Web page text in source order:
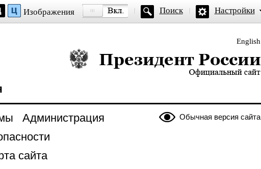
Изображения Поиск Настройки
English
Президент России — официальный сайт
Обычная версия сайта
Администрация
сайта